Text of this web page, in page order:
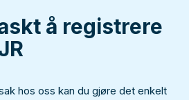
å registrere
hos oss kan du gjøre det enkelt